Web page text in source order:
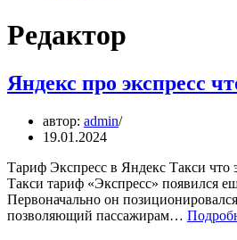
Редактор
Яндекс про экспресс
автор: admin
19.01.2024
Тариф Экспресс в Яндекс Такси что
Такси тариф «Экспресс» появился
Первоначально он
позволяющий пассажирам…